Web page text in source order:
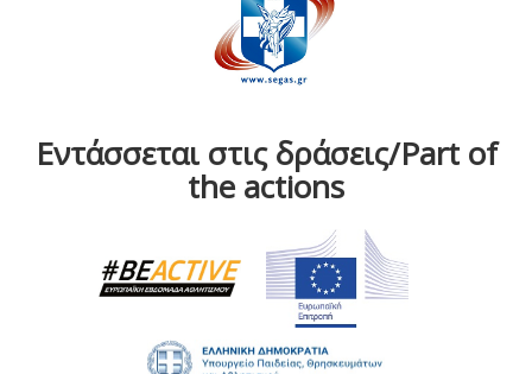
Εντάσσεται στις δράσεις/Part of
the actions